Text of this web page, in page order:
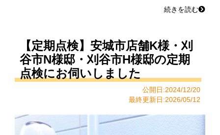
続きを読む
【定期点検】安城市店舗K様・刈
谷市N様邸・刈谷市H様邸の定期
点検にお伺いしました
公開日:2024/12/20
最終更新日:2026/05/12